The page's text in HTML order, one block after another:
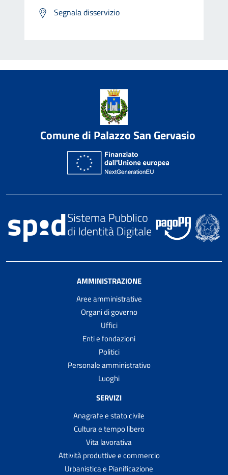
Segnala disservizio
Comune di Palazzo San Gervasio
AMMINISTRAZIONE
Aree amministrative
Organi di governo
Uffici
Enti e fondazioni
Politici
Personale amministrativo
Luoghi
SERVIZI
Anagrafe e stato civile
Cultura e tempo libero
Vita lavorativa
Attività produttive e commercio
Urbanistica e Pianificazione